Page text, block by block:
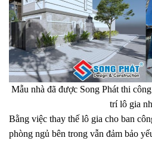
Mẫu nhà đã được Song Phát thi
trí lô gia
Bằng việc thay thế lô gia cho ban
phòng ngủ bên trong vẫn đảm bảo